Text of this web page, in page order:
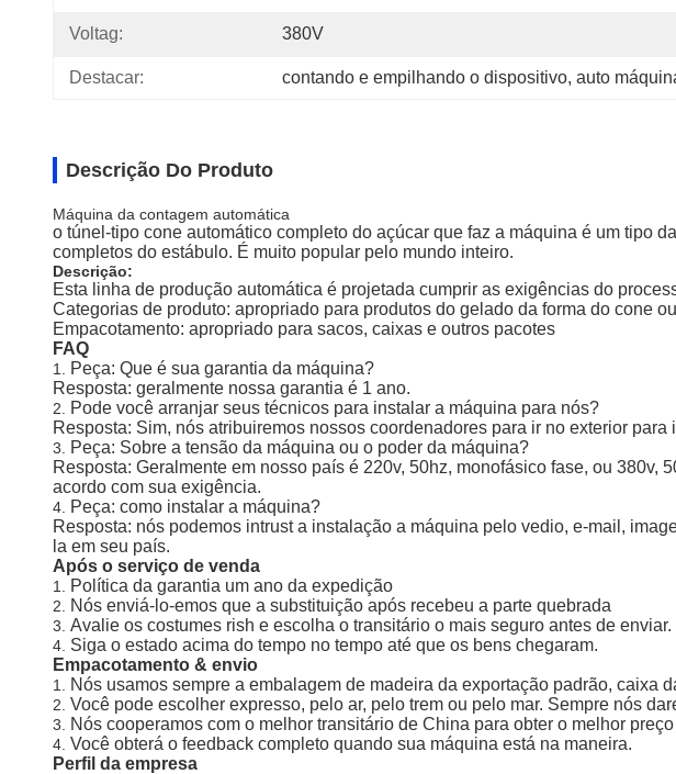
Voltag: 380V
Destacar: contando e empilhando o dispositivo, auto
Descrição Do Produto
Máquina da contagem automática
o túnel-tipo cone automático completo do açúcar que faz a máquina é um tipo
completos do estábulo. É muito popular pelo mundo inteiro.
Descrição:
Esta linha de produção automática é projetada cumprir as exigências do
Categorias de produto: apropriado para produtos do gelado da forma do cone
Empacotamento: apropriado para sacos, caixas e outros pacotes
FAQ
1.
Peça: Que é sua garantia da máquina?
Resposta: geralmente nossa garantia é 1 ano.
2.
Pode você arranjar seus técnicos para instalar a máquina para nós?
Resposta: Sim, nós atribuiremos nossos coordenadores para ir no exterior
3.
Peça: Sobre a tensão da máquina ou o poder da máquina?
Resposta: Geralmente em nosso país é 220v, 50hz, monofásico fase, ou
acordo com sua exigência.
4.
Peça: como instalar a máquina?
Resposta: nós podemos intrust a instalação a máquina pelo vedio, e-mail,
la em seu país.
Após o serviço de venda
1. Política da garantia um ano da expedição
2. Nós enviá-lo-emos que a substituição após recebeu a parte quebrada
3. Avalie os costumes rish e escolha o transitário o mais seguro antes de enviar.
4. Siga o estado acima do tempo no tempo até que os bens chegaram.
Empacotamento & envio
1. Nós usamos sempre a embalagem de madeira da exportação padrão, caixa
2. Você pode escolher expresso, pelo ar, pelo trem ou pelo mar. Sempre nós
3. Nós cooperamos com o melhor transitário de China para obter o melhor
4. Você obterá o feedback completo quando sua máquina está na maneira.
Perfil da empresa